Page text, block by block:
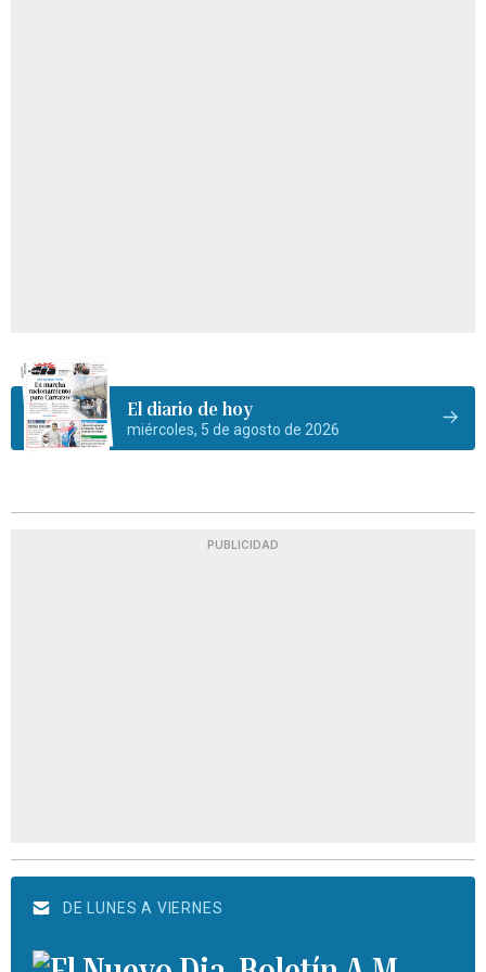
El diario de hoy
miércoles, 5 de agosto de 2026
PUBLICIDAD
DE LUNES A VIERNES